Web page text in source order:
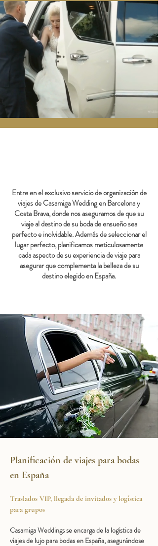
Entre en el exclusivo servicio de organización de
viajes de Casamiga Wedding en Barcelona y
Costa Brava, donde nos aseguramos de que su
viaje al destino de su boda de ensueño sea
perfecto e inolvidable. Además de seleccionar el
lugar perfecto, planificamos meticulosamente
cada aspecto de su experiencia de viaje para
asegurar que complementa la belleza de su
destino elegido en España.
Planificación de viajes para bodas
en España
Traslados VIP, llegada de invitados y logística
para grupos
Casamiga Weddings se encarga de la logística de
viajes de lujo para bodas en España, asegurándose